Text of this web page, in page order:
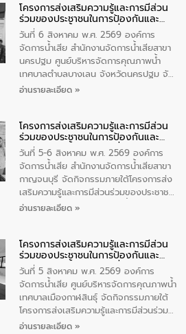
ประชาชน ตัวแทนจากโรงแรมต่างๆ ในเขต
เทศบาลตำบลราไวย์ ศูนย์บริหารจัดการ
คุณภาพน้ำเทศบาลตำบลราไวย์ นำโดยนาย
น้อย แก้วเศษ ผู้จัดการสำนักงานจัดการน้ำ
เสียสาขาภูเก็ต พร้อมด้วยเจ้าหน้าที่ จำนวน
5 คน ร่วมทำกิจกรรม ทำความสะอาด
ชายหาดและแหล่งท่องเที่ยว ณ บริเวณ
โครงการส่งเสริมความรู้และการมีส่วน
ร่วมของประชาชนในการป้องกันและ
แก้ไขปัญหาน้ำเสียอย่างยั่งยืน
วันที่ 6 สิงหาคม พ.ศ. 2569 องค์การ
จัดการน้ำเสีย สำนักงานจัดการน้ำเสียสาขา
นครปฐม ศูนย์บริหารจัดการคุณภาพน้ำ
เทศบาลตำบลบางเลน จังหวัดนครปฐม จัด
กิจกรรมภายใต้โครงการส่งเสริมความรู้และ
นโยบาย “มหาดไทย ทำ ทัน ที Action 5
PLUS” โดยจัดอบรมให้ความรู้แก่ประชาชน
และนักเรียน เพื่อส่งเสริมความรู้ด้านการ
จัดการน้ำเสียและสร้างจิตสำนึกในการ
อนุรักษ์สิ่งแวดล้อม ในหัวข้อ “น้ำเสียชุมชน
และการบำบัดน้ำเสียเบื้องต้น” โดยให้ความรู้
เกี่ยวกับสาเหตุและผลกระทบของน้ำเสีย
ณ เทศบาลตำบลบางเลน จังหวัดนครปฐม
อ่านรายละเอียด »
โครงการส่งเสริมความรู้และการมีส่วน
ร่วมของประชาชนในการป้องกันและ
แก้ไขปัญหาน้ำเสียอย่างยั่งยืน
วันที่ 5-6 สิงหาคม พ.ศ. 2569 องค์การ
จัดการน้ำเสีย สำนักงานจัดการน้ำเสียสาขา
กาญจนบุรี จัดกิจกรรมภายใต้โครงการส่ง
เสริมความรู้และการมีส่วนร่วมของประชาชน
ในการป้องกันและแก้ไขปัญหาน้ำเสียอย่าง
นักเรียนชั้นมัธยมต้น โรงเรียนเทศบาล 5
(กระดาษไทยอนุเคราะห์), นักศึกษาชั้น ปวช.
1 วิทยาลัยเทคนิคกาญจนบุรี, ผู้นำชุมชนบ้าน
เหนือ 2 และชุมชนซอยโรงน้ำแข็ง ในเขต
เทศบาลเมืองกาญจนบุรี เพื่อส่งเสริมความรู้
ด้านการจัดการน้ำเสีย การบำบัดน้ำเสียเบื้อง
ต้นในครัวเรือน และสร้างจิตสำนึกในการ
อ่านรายละเอียด »
โครงการส่งเสริมความรู้และการมีส่วน
ร่วมของประชาชนในการป้องกันและ
แก้ไขปัญหาน้ำเสียอย่างยั่งยืน
วันที่ 5 สิงหาคม พ.ศ. 2569 องค์การ
จัดการน้ำเสีย ศูนย์บริหารจัดการคุณภาพน้ำ
เทศบาลเมืองกาฬสินธุ์ จัดกิจกรรมภายใต้
โครงการส่งเสริมความรู้และการมีส่วนร่วม
ของประชาชนในการป้องกันและแก้ไขปัญหา
อ่านรายละเอียด »